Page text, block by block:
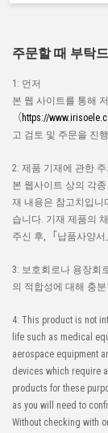
주문할 때 부탁
1: 먼저
본 웹 사이트를 통해
（ https://
고 검토 및 주문을 진
2: 제품 기재에 관한
본 웹사이트 상의 각
재 내용은 참고치입니
습니다. 기재 제품의
주신 후, 「납품사양
3: 보호회로나 용장회
의 적합성에 대해 충
4: This product is not
life such as medical
aerospace equipment
devices which require
products for these
as you will need to
Without checking with